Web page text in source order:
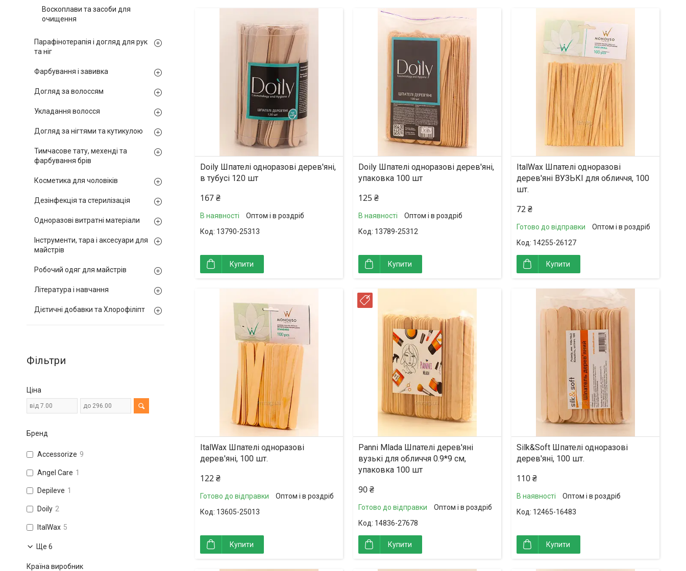
Doily Шпателі одноразові дерев'яні,
в тубусі 120 шт
167 ₴
В наявності
Оптом і в роздріб
13790-25313
Купити
Doily Шпателі одноразові дерев'яні,
упаковка 100 шт
125 ₴
В наявності
Оптом і в роздріб
13789-25312
Купити
ItalWax Шпателі одноразові
дерев'яні ВУЗЬКІ для обличчя, 100
шт.
72 ₴
Готово до відправки
Оптом і в роздріб
14255-26127
Купити
ItalWax Шпателі одноразові
дерев'яні, 100 шт.
122 ₴
Готово до відправки
Оптом і в роздріб
13605-25013
Купити
Panni Mlada Шпателі дерев'яні
вузькі для обличчя 0.9*9 см,
упаковка 100 шт
90 ₴
Готово до відправки
Оптом і в роздріб
14836-27678
Купити
Silk&Soft Шпателі одноразові
дерев'яні, 100 шт.
110 ₴
В наявності
Оптом і в роздріб
12465-16483
Купити
Воскоплави та засоби для
очищення
Парафінотерапія і догляд для рук
та ніг
Фарбування і завивка
Догляд за волоссям
Укладання волосся
Догляд за нігтями та кутикулою
Тимчасове тату, мехенді та
фарбування брів
Косметика для чоловіків
Дезінфекція та стерилізація
Одноразові витратні матеріали
Інструменти, тара і аксесуари для
майстрів
Робочий одяг для майстрів
Література і навчання
Дієтичні добавки та Хлорофіліпт
Фільтри
Ціна
Бренд
Accessorize 9
Angel Care 1
Depileve 1
Doily 2
ItalWax 5
Ще 6
Країна виробник